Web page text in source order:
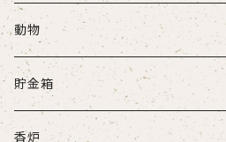
動物
牛
ネコ
貯金箱
香炉